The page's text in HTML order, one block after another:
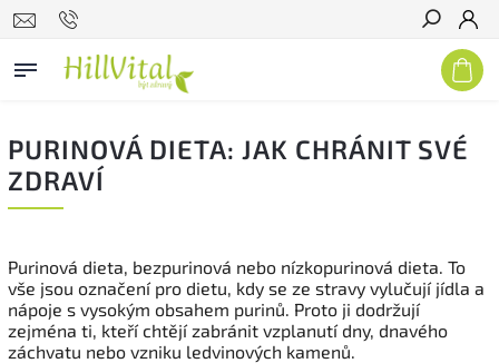
Hledat
PURINOVÁ DIETA: JAK CHRÁNIT SVÉ
ZDRAVÍ
Purinová dieta, bezpurinová nebo nízkopurinová dieta. To
vše jsou označení pro dietu, kdy se ze stravy vylučují jídla a
nápoje s vysokým obsahem purinů. Proto ji dodržují
zejména ti, kteří chtějí zabránit vzplanutí dny, dnavého
záchvatu nebo vzniku ledvinových kamenů.